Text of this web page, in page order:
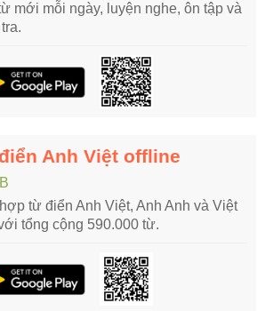
mới mỗi ngày, luyện nghe, ôn tập và
Anh Việt offline
từ điển Anh Việt, Anh Anh và Việt
tổng cộng 590.000 từ.